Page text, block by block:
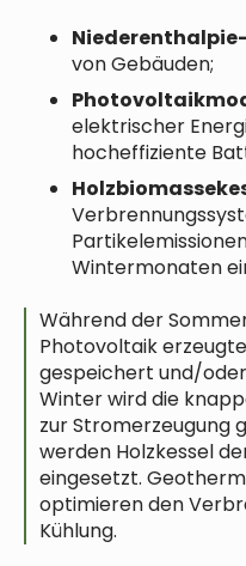
von Gebäuden;
elektrischer
hocheffiziente
Wintermonaten
Während der
Photovoltaik
gespeichert und/
Winter wird die
zur Stromerzeugung
werden Holzkessel
eingesetzt.
optimieren den
Kühlung.